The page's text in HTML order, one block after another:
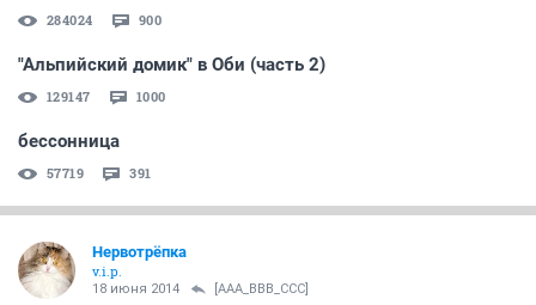
284024 900
"Альпийский домик" в Оби (часть 2)
129147 1000
бессонница
57719 391
Нервотрёпка
v.i.p.
18 июня 2014 [AAA_BBB_CCC]